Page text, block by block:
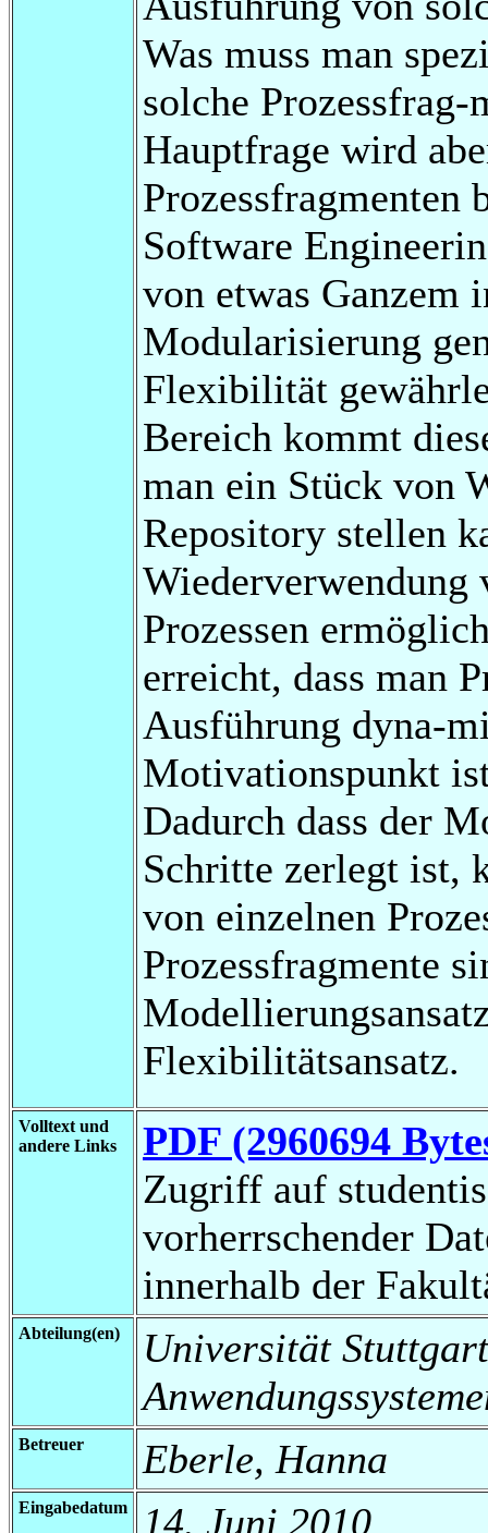
Was muss man
solche
Hauptfrage wird
Prozessfragmenten
Software
von etwas Ganzem
Modularisierung
Flexibilität
Bereich kommt
man ein Stück von
Repository stellen
Wiederverwendung
Prozessen
erreicht, dass man
Ausführung dyna-
Motivationspunkt
Dadurch dass der
Schritte zerlegt ist,
von einzelnen
Prozessfragmente
Flexibilitätsansatz.
Volltext und
andere Links
PDF (2960694
Zugriff auf
vorherrschender
innerhalb der
Abteilung(en)
Universität
Betreuer Eberle, Hanna
Eingabedatum 14. Juni 2010